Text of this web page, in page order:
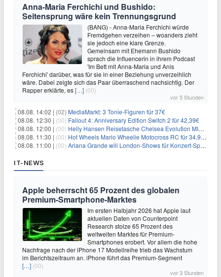
Anna-Maria Ferchichi und Bushido:
Seitensprung wäre kein Trennungsgrund
(BANG) - Anna-Maria Ferchichi würde
Fremdgehen verzeihen – woanders zieht
sie jedoch eine klare Grenze.
Gemeinsam mit Ehemann Bushido
sprach die Influencerin in ihrem Podcast
'Im Bett mit Anna-Maria und Anis
Ferchichi' darüber, was für sie in einer Beziehung unverzeihlich
wäre. Dabei zeigte sich das Paar überraschend nachsichtig. Der
Rapper erklärte, es[…] (00)
vor 5 Stunden
08.08. 14:02 | (02) MediaMarkt: 3 Tonie-Figuren für 37€
08.08. 12:30 | (00) Fallout 4: Anniversary Edition Switch 2 für 42,39€
08.08. 12:00 | (00) Helly Hansen Reisetasche Chelsea Evolution MID 54L für 29,99€
08.08. 11:30 | (00) Hot Wheels Mario Wheelie Motocross RC für 34,99€
08.08. 11:00 | (00) Ariana Grande will London-Shows für Konzert-Special filmen
IT-NEWS
Apple beherrscht 65 Prozent des globalen
Premium-Smartphone-Marktes
Im ersten Halbjahr 2026 hat Apple laut
aktuellen Daten von Counterpoint
Research stolze 65 Prozent des
weltweiten Marktes für Premium-
Smartphones erobert. Vor allem die hohe
Nachfrage nach der iPhone 17 Modellreihe trieb das Wachstum
im Berichtszeitraum an. iPhone führt das Premium-Segment
[…] (00)
vor 3 Stunden